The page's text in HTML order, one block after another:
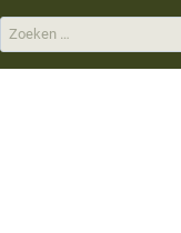
Zoeken
naar: